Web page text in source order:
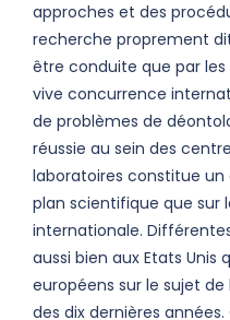
approches et des
recherche proprement
être conduite que par
vive concurrence
de problèmes de
réussie au sein des
laboratoires constitue
plan scientifique que sur
internationale.
aussi bien aux Etats
européens sur le sujet
des dix dernières